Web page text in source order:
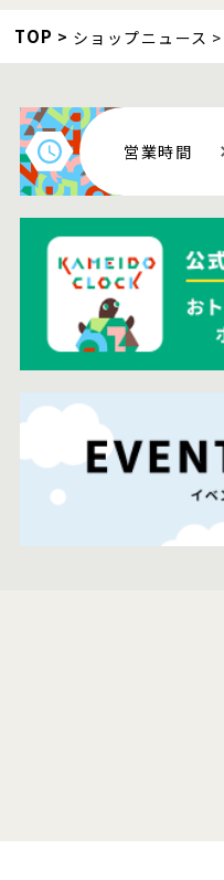
TOP ショップニュース
営業時間